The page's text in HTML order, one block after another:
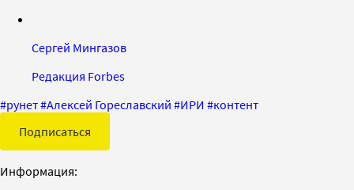
Сергей Мингазов
Редакция Forbes
#рунет#Алексей Гореславский #ИРИ #контент
Подписаться
Информация: